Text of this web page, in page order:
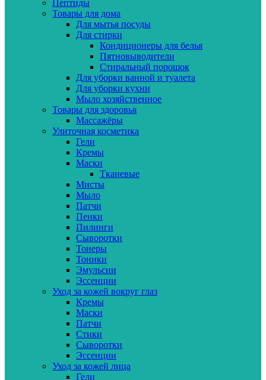
Пептиды
Товары для дома
Для мытья посуды
Для стирки
Кондиционеры для белья
Пятновыводители
Стиральный порошок
Для уборки ванной и туалета
Для уборки кухни
Мыло хозяйственное
Товары для здоровья
Массажёры
Улиточная косметика
Гели
Кремы
Маски
Тканевые
Мисты
Мыло
Патчи
Пенки
Пилинги
Сыворотки
Тонеры
Тоники
Эмульсии
Эссенции
Уход за кожей вокруг глаз
Кремы
Маски
Патчи
Стики
Сыворотки
Эссенции
Уход за кожей лица
Гели